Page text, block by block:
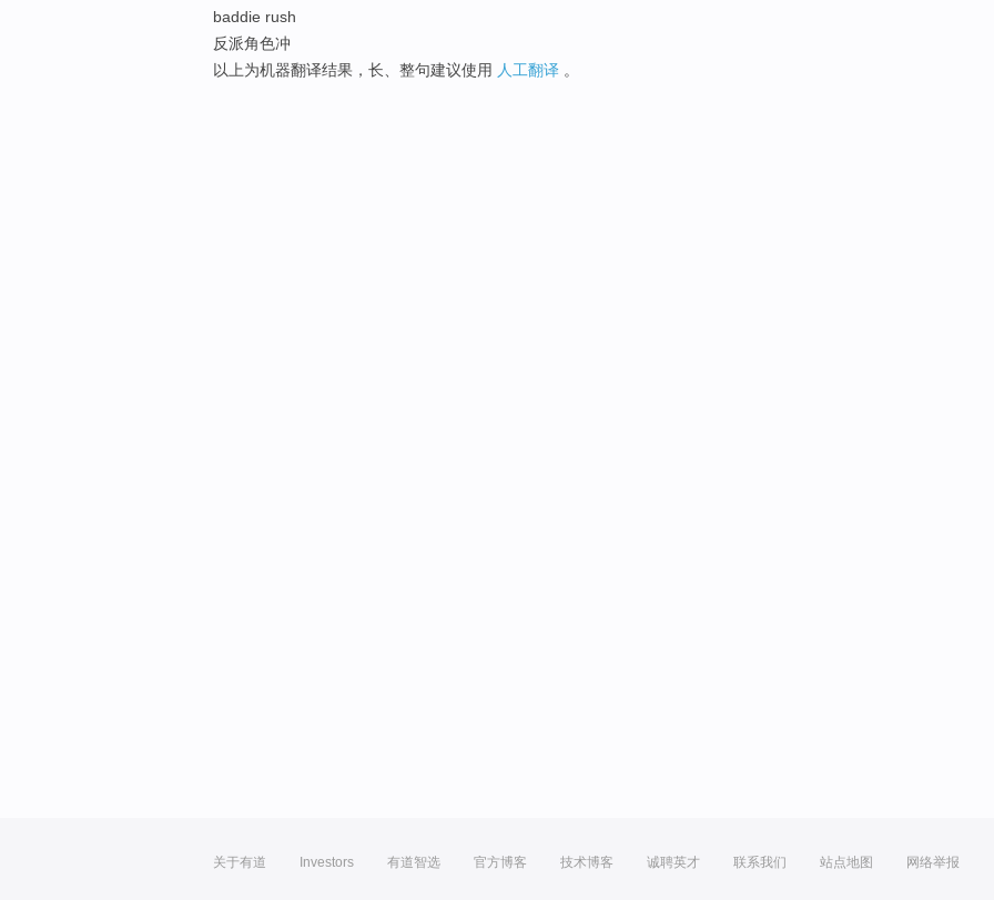
baddie rush
反派角色冲
以上为机器翻译结果，长、整句建议使用 人工翻译 。
关于有道 Investors 有道智选 官方博客 技术博客 诚聘英才 联系我们 站点地图 网络举报